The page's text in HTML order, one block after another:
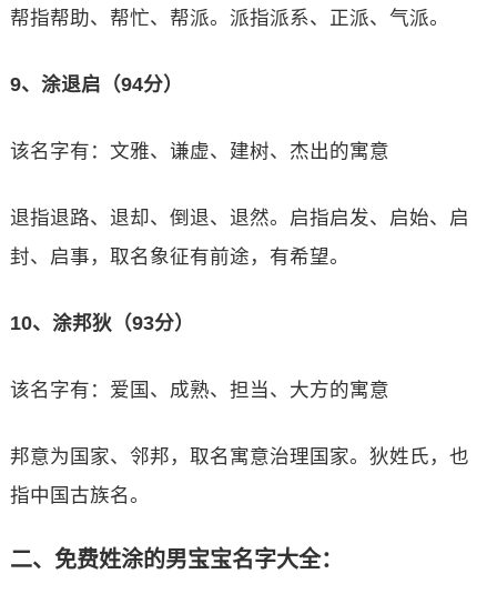
帮指帮助、帮忙、帮派。派指派系、正派、气派。
9、涂退启（94分）
该名字有：文雅、谦虚、建树、杰出的寓意
退指退路、退却、倒退、退然。启指启发、启始、启
封、启事，取名象征有前途，有希望。
10、涂邦狄（93分）
该名字有：爱国、成熟、担当、大方的寓意
邦意为国家、邻邦，取名寓意治理国家。狄姓氏，也
指中国古族名。
二、免费姓涂的男宝宝名字大全：